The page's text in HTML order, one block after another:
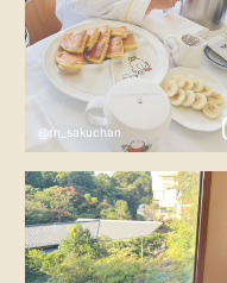
@rn_sakuchan